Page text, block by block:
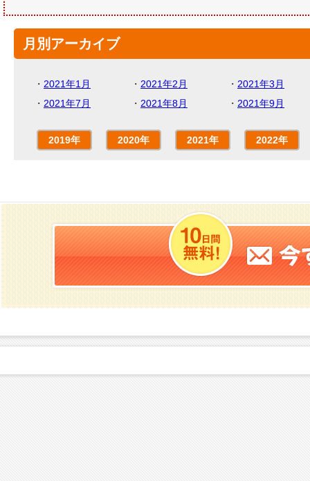
月別アーカイブ
・ 2021年1月 ・ 2021年2月 ・ 2021年3月
・ 2021年7月 ・ 2021年8月 ・ 2021年9月
2019年 2020年 2021年 2022年